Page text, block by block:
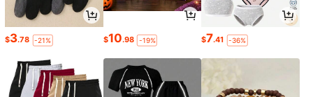
$3.78 -21% $10.98 -19% $7.41 -36%